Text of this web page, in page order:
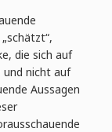
die sich auf
und nicht auf
Aussagen